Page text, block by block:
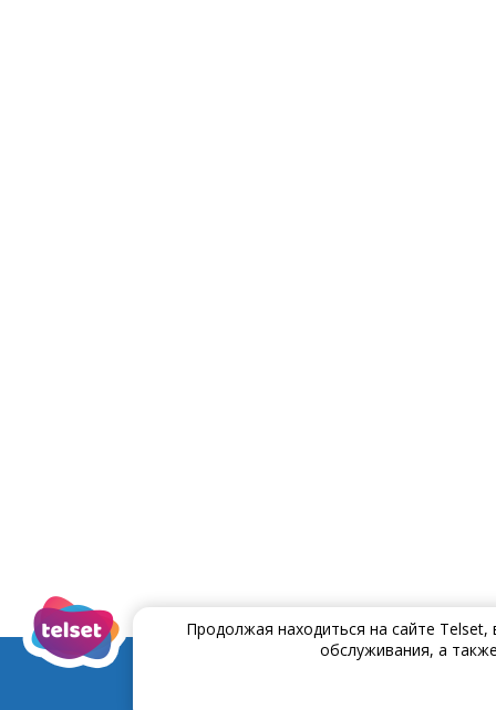
Продолжая находиться на сайте
обслуживания, а